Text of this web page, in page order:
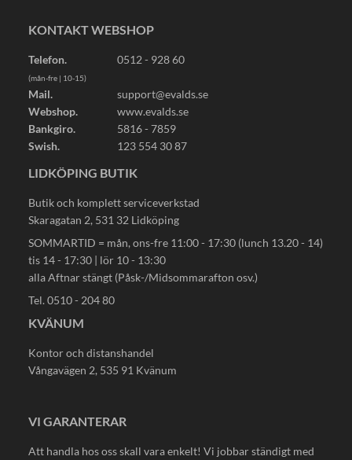
KONTAKT WEBSHOP
Telefon. 0512 - 928 60
(mån-fre | 10-15)
Mail.
support@evalds.se
Webshop.
www.evalds.se
Bankgiro.
5816 - 7859
Swish.
123 554 30 87
LIDKÖPING BUTIK
Butik och komplett serviceverkstad
Skaragatan 2, 531 32 Lidköping
SOMMARTID = mån, ons-fre 11:00 - 17:30 (lunch 13.20 - 14)
tis 14 - 17:30 | lör 10 - 13:30
alla Aftnar stängt (Påsk-/Midsommarafton osv.)
Tel. 0510 - 204 80
KVÄNUM
Kontor och distanshandel
Vångavägen 2, 535 91 Kvänum
VI GARANTERAR
Att handla hos oss skall vara enkelt! Vi jobbar ständigt med